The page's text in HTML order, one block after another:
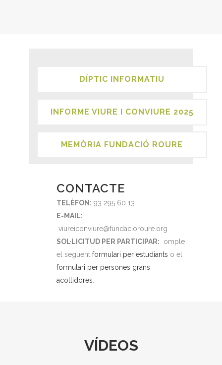
DÍPTIC INFORMATIU
INFORME VIURE I CONVIURE 2025
MEMÒRIA FUNDACIÓ ROURE
CONTACTE
TELÈFON: 93 295 60 13
E-MAIL:
viureiconviure@fundacioroure.org
SOL·LICITUD PER PARTICIPAR: omple
el següent formulari per estudiants o el
formulari per persones grans
acollidores.
VÍDEOS